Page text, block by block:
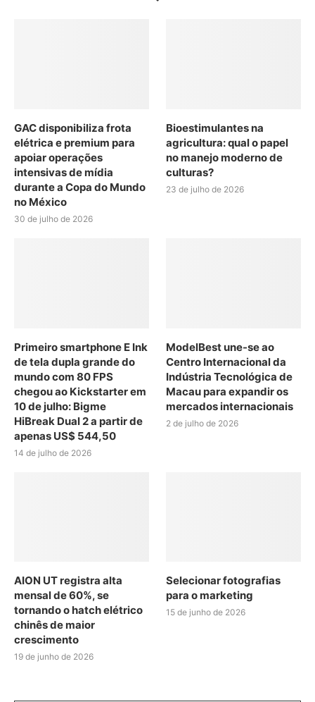
GAC disponibiliza frota
elétrica e premium para
apoiar operações
intensivas de mídia
durante a Copa do Mundo
no México
30 de julho de 2026
Bioestimulantes na
agricultura: qual o papel
no manejo moderno de
culturas?
23 de julho de 2026
Primeiro smartphone E Ink
de tela dupla grande do
mundo com 80 FPS
chegou ao Kickstarter em
10 de julho: Bigme
HiBreak Dual 2 a partir de
apenas US$ 544,50
14 de julho de 2026
ModelBest une-se ao
Centro Internacional da
Indústria Tecnológica de
Macau para expandir os
mercados internacionais
2 de julho de 2026
AION UT registra alta
mensal de 60%, se
tornando o hatch elétrico
chinês de maior
crescimento
19 de junho de 2026
Selecionar fotografias
para o marketing
15 de junho de 2026